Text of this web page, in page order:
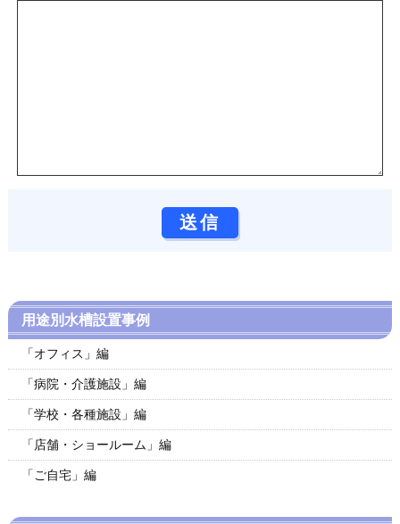
用途別水槽設置事例
「オフィス」編
「病院・介護施設」編
「学校・各種施設」編
「店舗・ショールーム」編
「ご自宅」編